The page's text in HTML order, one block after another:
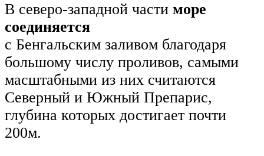
В северо-западной части море
соединяется
с Бенгальским заливом благодаря
большому числу проливов, самыми
масштабными из них считаются
Северный и Южный Препарис,
глубина которых достигает почти
200м.